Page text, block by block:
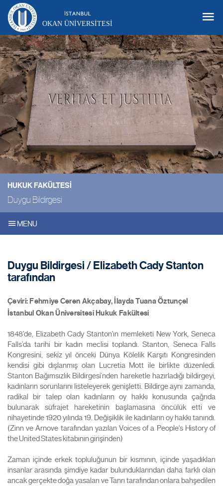
OKAN ÜNIVERSITESI
HUKUK FAKÜLTESI
Duygu Bildirgesi
MENU
Duygu Bildirgesi / Elizabeth Cady Stanton
tarafından
Çeviri: Fehmiye Ceren Akçabay, İlayda Tuana Öztunçel
İstanbul Okan Üniversitesi Hukuk Fakültesi
1848'de, Elizabeth Cady Stanton'ın memleketi New York, Seneca
Falls’da tarihi bir kadın meclisi toplandı. Stanton, Seneca Falls
Kongresini, sekiz yıl önceki Dünya Kölelik Karşıtı Kongresinden
kendisi gibi dışlanmış olan Lucretia Mott ile birlikte düzenledi.
Stanton Bağımsızlık Bildirgesi’nden hareketle hazırladığı bildirgeyi,
kadınların sorunlarını listeleyerek genişletti. Bildirge aynı zamanda,
radikal bir talep olan kadınların oy hakkı konusunda çağrıda
bulunarak süfrajet hareketinin başlamasına öncülük etti ve
nihayetinde 1920 yılında 19. Değişiklik ile kadınların oy hakkı tanındı.
(Zinn ve Arnove tarafından yazılan Voices of a People's History of
the United States kitabının girişinden)
Zaman içinde erkek topluluğunun bir kısmının, içinde yaşadıkları
insanlar arasında şimdiye kadar bulunduklarından daha farklı olan
ancak gerçekte doğa yasaları ve Tanrı tarafından onlara bahşedilen